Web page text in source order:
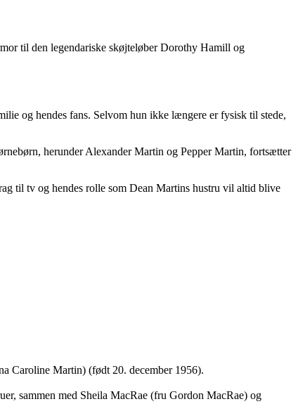
til den legendariske skøjteløber Dorothy Hamill og
og hendes fans. Selvom hun ikke længere er fysisk til stede,
herunder Alexander Martin og Pepper Martin, fortsætter
til tv og hendes rolle som Dean Martins hustru vil altid blive
Caroline Martin) (født 20. december 1956).
sammen med Sheila MacRae (fru Gordon MacRae) og